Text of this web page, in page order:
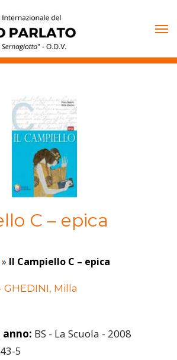
C – epica
» Il Campiello C – epica
GHEDINI, Milla
anno: BS - La Scuola - 2008
5